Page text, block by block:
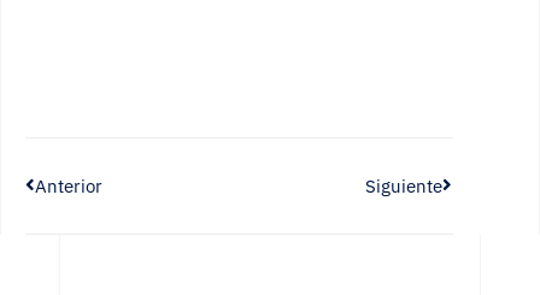
Anterior Siguiente